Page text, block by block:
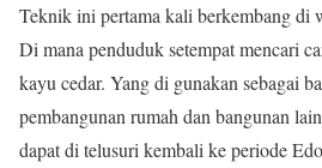
Teknik ini pertama kali berkembang di
Di mana penduduk setempat mencari
kayu cedar. Yang di gunakan sebagai
pembangunan rumah dan bangunan
dapat di telusuri kembali ke periode